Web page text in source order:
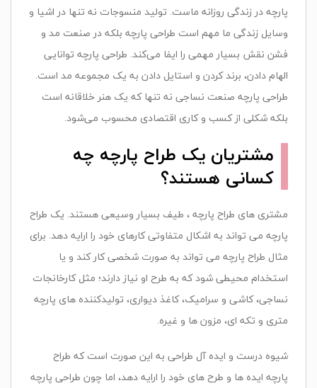
پارچه در زندگی روزانه ماست. تولید منسوجات نه تنها در اشیا و
وسایل زندگی ما مهم است طراحی پارچه بلکه در صنعت مد و
فشن نقش بسیار مهمی را ایفا می‌کند. طراحی پارچه توانایی
الهام دادن، برند کردن و استایل دادن به یک مجموعه مد است.
طراحی پارچه صنعت نساجی نه تنها که یک هنر خلاقانه است
بلکه شکلی از کسب و کاری اقتصادی محسوب می‌شود.
مشتریان یک طراح پارچه چه
کسانی هستند؟
مشتری های طراح پارچه ، طیف بسیار وسیعی هستند. یک طراح
پارچه می تواند به اشکال متفاوتی کارهای خود را ارایه دهد. برای
مثال طراح پارچه می تواند به صورت شخصی کار کند و یا
استخدام محیطی شود که به طرح او نیاز دارند؛ مثل کارخانجات
نساجی، کاشی و سرامیک، کاغذ دیواری، تولیدکننده های پارچه
متری و تکه ای، مزون ها و غیره.
شیوه درست و ایده آل طراحی به این صورت است که طراح
پارچه ایده ها و طرح های خود را ارایه دهد، اما چون طراحی پارچه